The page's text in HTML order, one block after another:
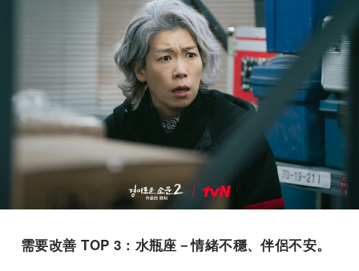
需要改善 TOP 3 : 水瓶座－情緒不穩、伴侶不安。